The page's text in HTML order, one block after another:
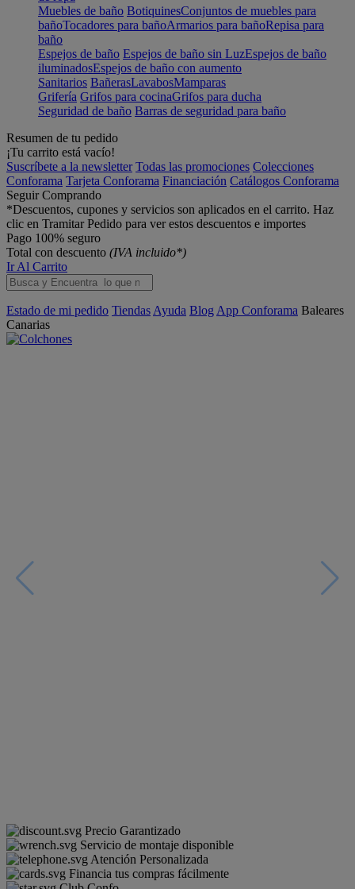
Muebles de baño BotiquinesConjuntos de muebles para
bañoTocadores para bañoArmarios para bañoRepisa para
baño
Espejos de baño Espejos de baño sin LuzEspejos de baño
iluminadosEspejos de baño con aumento
Sanitarios BañerasLavabosMamparas
Grifería Grifos para cocinaGrifos para ducha
Seguridad de baño Barras de seguridad para baño
Resumen de tu pedido
¡Tu carrito está vacío!
Suscríbete a la newsletter Todas las promociones Colecciones
Conforama Tarjeta Conforama Financiación Catálogos Conforama
Seguir Comprando
*Descuentos, cupones y servicios son aplicados en el carrito. Haz
clic en Tramitar Pedido para ver estos descuentos e importes
Pago 100% seguro
Total con descuento (IVA incluido*)
Ir Al Carrito
Estado de mi pedido Tiendas Ayuda Blog App Conforama Baleares
Canarias
Precio Garantizado
Servicio de montaje disponible
Atención Personalizada
Financia tus compras fácilmente